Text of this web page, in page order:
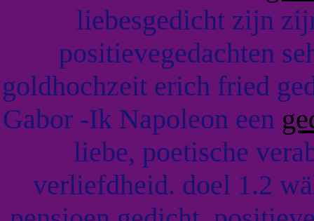
liebesgedicht zijn
positievegedachten
goldhochzeit erich fried
Gabor -Ik Napoleon een
liebe, poetische
verliefdheid. doel 1.2